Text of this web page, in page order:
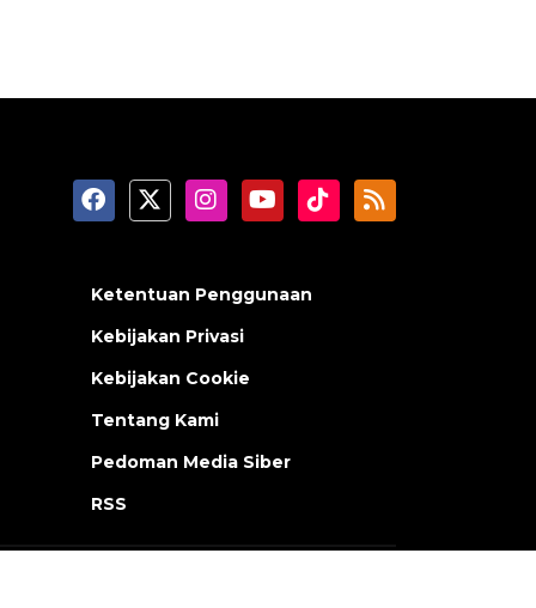
Ketentuan Penggunaan
Kebijakan Privasi
Kebijakan Cookie
Tentang Kami
Pedoman Media Siber
RSS